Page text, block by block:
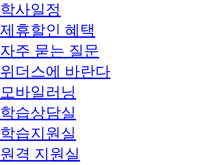
학사일정
제휴할인 혜택
자주 묻는 질문
위더스에 바란다
모바일러닝
학습상담실
학습지원실
원격 지원실